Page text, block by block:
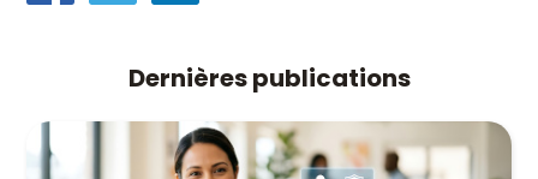
Dernières publications